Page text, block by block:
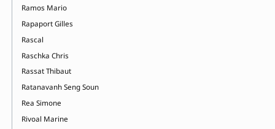
Ramos Mario
Rapaport Gilles
Rascal
Raschka Chris
Rassat Thibaut
Ratanavanh Seng Soun
Rea Simone
Rivoal Marine